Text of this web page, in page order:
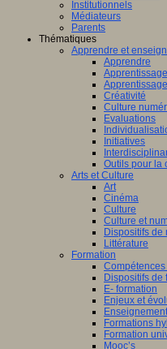
Institutionnels
Médiateurs
Parents
Thématiques
Apprendre et
Apprendre
Créativité
Culture
Evaluations
Initiatives
Outils pour la
Arts et Culture
Art
Cinéma
Culture
Culture et
Dispositifs de
Littérature
Formation
Dispositifs de
E- formation
Enjeux et
Formations
Formation
Mooc’s